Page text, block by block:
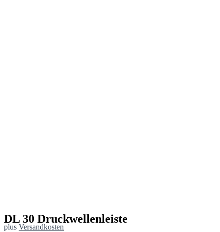
DL 30 Druckwellenleiste
plus Versandkosten